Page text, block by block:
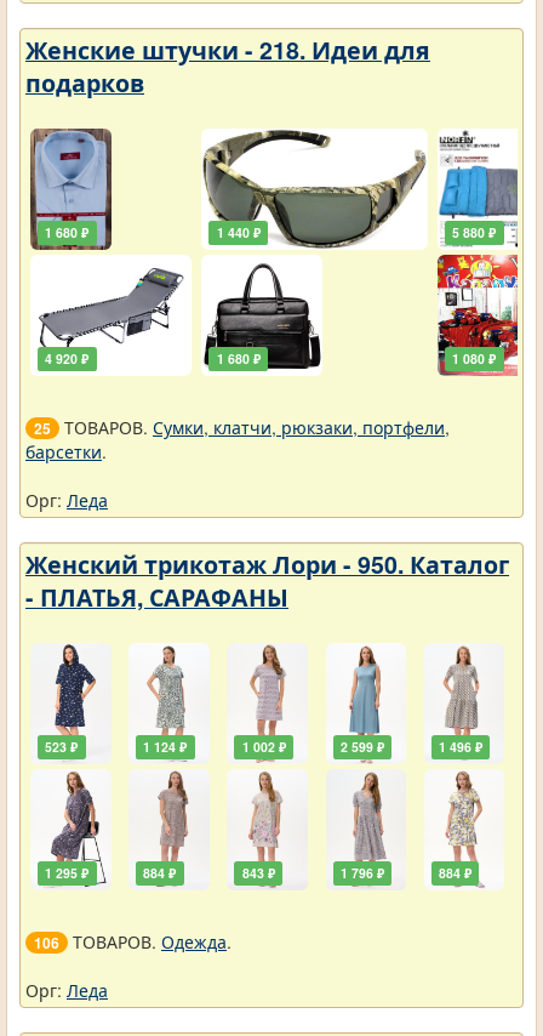
Женские штучки - 218. Идеи для
подарков
1 680 ₽
4 920 ₽
1 440 ₽
1 680 ₽
5 880 ₽
1 080 ₽
25 ТОВАРОВ. Сумки, клатчи, рюкзаки, портфели,
барсетки.
Орг: Леда
Женский трикотаж Лори - 950. Каталог
- ПЛАТЬЯ, САРАФАНЫ
523 ₽
1 295 ₽
1 124 ₽
884 ₽
1 002 ₽
843 ₽
2 599 ₽
1 796 ₽
1 496 ₽
884 ₽
106 ТОВАРОВ. Одежда.
Орг: Леда